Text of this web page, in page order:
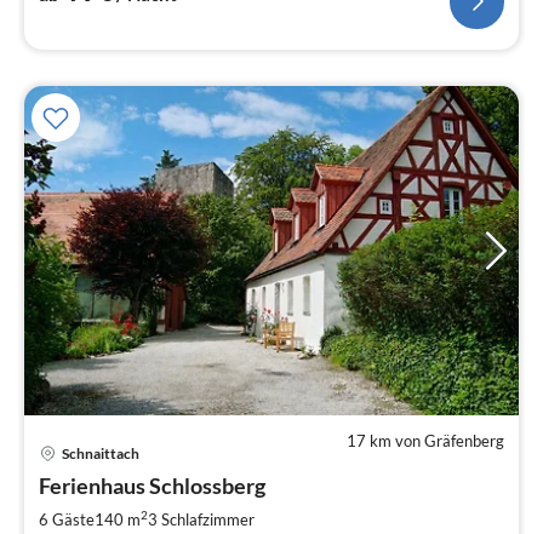
17 km von Gräfenberg
Schnaittach
Ferienhaus Schlossberg
6 Gäste140 m23 Schlafzimmer